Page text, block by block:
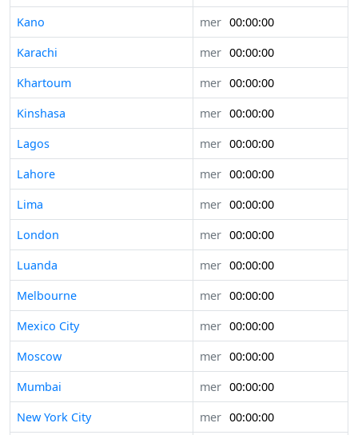
Kano
mer 00:00:00
Karachi
mer 00:00:00
Khartoum
mer 00:00:00
Kinshasa
mer 00:00:00
Lagos
mer 00:00:00
Lahore
mer 00:00:00
Lima
mer 00:00:00
London
mer 00:00:00
Luanda
mer 00:00:00
Melbourne
mer 00:00:00
Mexico City
mer 00:00:00
Moscow
mer 00:00:00
Mumbai
mer 00:00:00
New York City
mer 00:00:00